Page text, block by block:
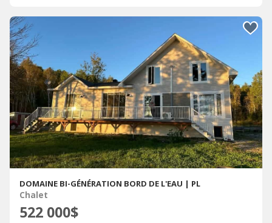
DOMAINE BI-GÉNÉRATION BORD DE L'EAU | PL
Chalet
522 000$